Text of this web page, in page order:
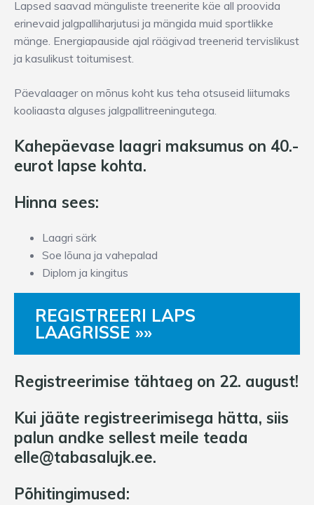
Lapsed saavad mänguliste treenerite käe all proovida
erinevaid jalgpalliharjutusi ja mängida muid sportlikke
mänge. Energiapauside ajal räägivad treenerid tervislikust
ja kasulikust toitumisest.
Päevalaager on mõnus koht kus teha otsuseid liitumaks
kooliaasta alguses jalgpallitreeningutega.
Kahepäevase laagri maksumus on 40.-
eurot lapse kohta.
Hinna sees:
Laagri särk
Soe lõuna ja vahepalad
Diplom ja kingitus
REGISTREERI LAPS
LAAGRISSE »»
Registreerimise tähtaeg on 22. august!
Kui jääte registreerimisega hätta, siis
palun andke sellest meile teada
elle@tabasalujk.ee.
Põhitingimused: